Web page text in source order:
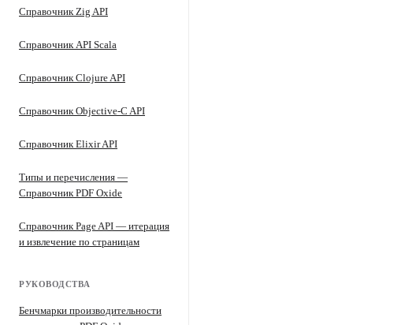
Справочник Zig API
Справочник API Scala
Справочник Clojure API
Справочник Objective-C API
Справочник Elixir API
Типы и перечисления —
Справочник PDF Oxide
Справочник Page API — итерация
и извлечение по страницам
РУКОВОДСТВА
Бенчмарки производительности